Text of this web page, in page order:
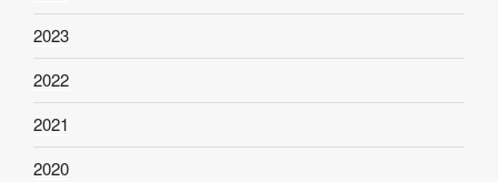
2023
2022
2021
2020